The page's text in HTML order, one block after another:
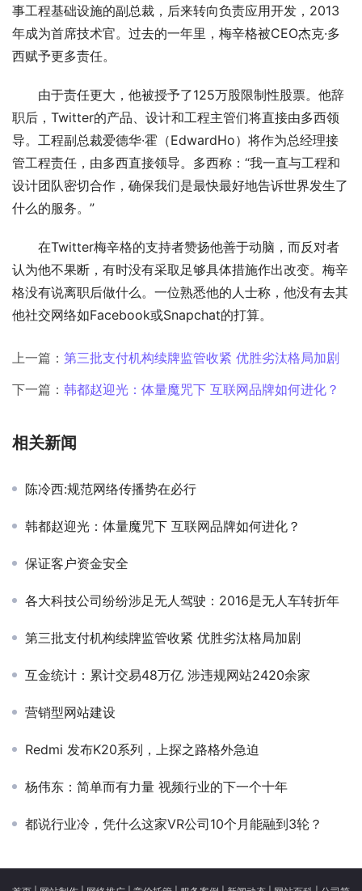
事工程基础设施的副总裁，后来转向负责应用开发，2013
年成为首席技术官。过去的一年里，梅辛格被CEO杰克·多
西赋予更多责任。
由于责任更大，他被授予了125万股限制性股票。他辞
职后，Twitter的产品、设计和工程主管们将直接由多西领
导。工程副总裁爱德华·霍（EdwardHo）将作为总经理接
管工程责任，由多西直接领导。多西称：“我一直与工程和
设计团队密切合作，确保我们是最快最好地告诉世界发生了
什么的服务。”
在Twitter梅辛格的支持者赞扬他善于动脑，而反对者
认为他不果断，有时没有采取足够具体措施作出改变。梅辛
格没有说离职后做什么。一位熟悉他的人士称，他没有去其
他社交网络如Facebook或Snapchat的打算。
上一篇： 第三批支付机构续牌监管收紧 优胜劣汰格局加剧
下一篇： 韩都赵迎光：体量魔咒下 互联网品牌如何进化？
相关新闻
陈冷西:规范网络传播势在必行
韩都赵迎光：体量魔咒下 互联网品牌如何进化？
保证客户资金安全
各大科技公司纷纷涉足无人驾驶：2016是无人车转折年
第三批支付机构续牌监管收紧 优胜劣汰格局加剧
互金统计：累计交易48万亿 涉违规网站2420余家
营销型网站建设
Redmi 发布K20系列，上探之路格外急迫
杨伟东：简单而有力量 视频行业的下一个十年
都说行业冷，凭什么这家VR公司10个月能融到3轮？